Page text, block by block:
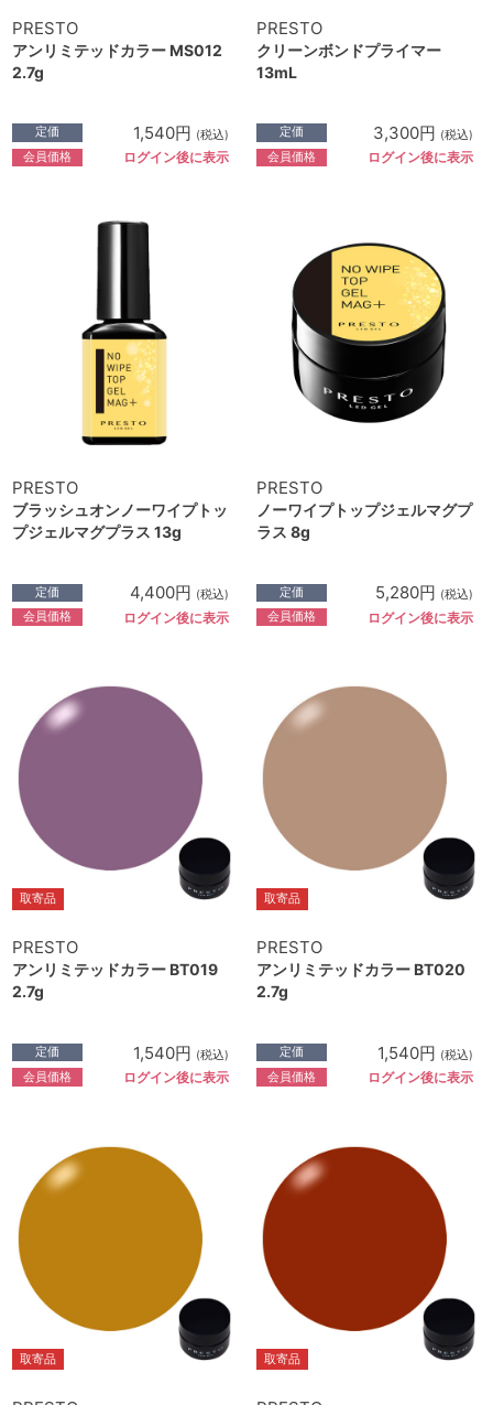
PRESTO
アンリミテッドカラー MS012
2.7g
定価 1,540円 (税込)
会員価格 ログイン後に表示
PRESTO
クリーンボンドプライマー
13mL
定価 3,300円 (税込)
会員価格 ログイン後に表示
PRESTO
ブラッシュオンノーワイプトッ
プジェルマグプラス 13g
定価 4,400円 (税込)
会員価格 ログイン後に表示
PRESTO
ノーワイプトップジェルマグプ
ラス 8g
定価 5,280円 (税込)
会員価格 ログイン後に表示
取寄品
PRESTO
アンリミテッドカラー BT019
2.7g
定価 1,540円 (税込)
会員価格 ログイン後に表示
取寄品
PRESTO
アンリミテッドカラー BT020
2.7g
定価 1,540円 (税込)
会員価格 ログイン後に表示
取寄品 取寄品